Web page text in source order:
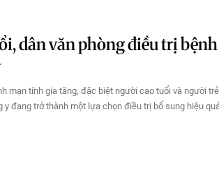
dân văn phòng điều trị
mạn tính gia tăng, đặc biệt người cao tuổi và người
y đang trở thành một lựa chọn điều trị bổ sung hiệu